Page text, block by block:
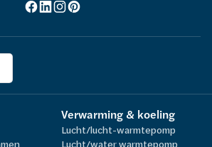
Verwarming & koeling
Lucht/lucht-warmtepomp
Lucht/water warmtepomp